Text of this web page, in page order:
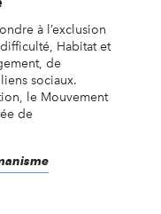
à l’exclusion
Habitat et
de
sociaux.
le Mouvement
de